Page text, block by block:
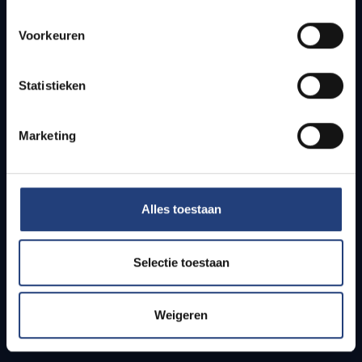
Voorkeuren
Statistieken
Marketing
Alles toestaan
Selectie toestaan
Weigeren
How to get to the VUB campuses
Students
PhD students
Teachers and secondary schools
Working students